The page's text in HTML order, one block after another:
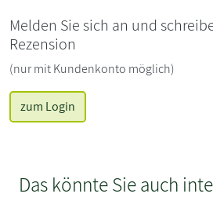
Melden Sie sich an und
Rezension
(nur mit Kundenkonto möglich)
zum Login
Das könnte Sie auch